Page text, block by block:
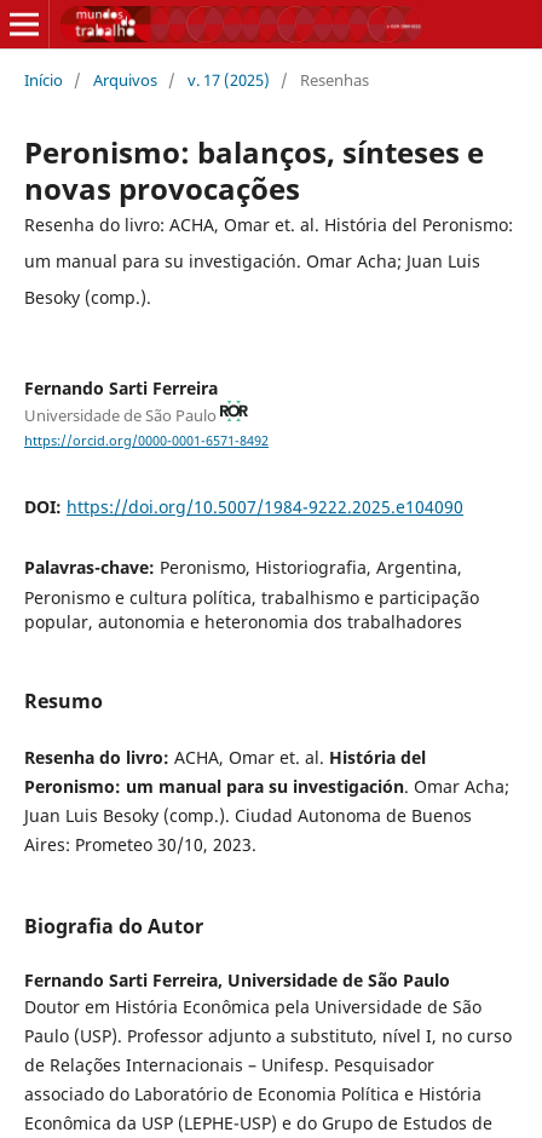
Início / Arquivos / v. 17 (2025) / Resenhas
Peronismo: balanços, sínteses e
novas provocações
Resenha do livro: ACHA, Omar et. al. História del Peronismo:
um manual para su investigación. Omar Acha; Juan Luis
Besoky (comp.).
Fernando Sarti Ferreira
Universidade de São Paulo
https://orcid.org/0000-0001-6571-8492
DOI: https://doi.org/10.5007/1984-9222.2025.e104090
Palavras-chave: Peronismo, Historiografia, Argentina,
Peronismo e cultura política, trabalhismo e participação
popular, autonomia e heteronomia dos trabalhadores
Resumo
Resenha do livro: ACHA, Omar et. al. História del
Peronismo: um manual para su investigación. Omar Acha;
Juan Luis Besoky (comp.). Ciudad Autonoma de Buenos
Aires: Prometeo 30/10, 2023.
Biografia do Autor
Fernando Sarti Ferreira, Universidade de São Paulo
Doutor em História Econômica pela Universidade de São
Paulo (USP). Professor adjunto a substituto, nível I, no curso
de Relações Internacionais – Unifesp. Pesquisador
associado do Laboratório de Economia Política e História
Econômica da USP (LEPHE-USP) e do Grupo de Estudos de